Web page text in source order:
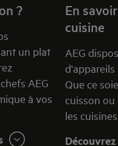
?
un plat
AEG
à vos
En
cuisine
AEG
Que ce
cuisson
les